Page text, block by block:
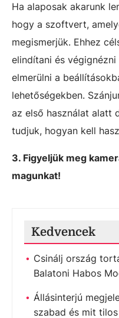
Ha alaposak akarunk
hogy a szoftvert,
megismerjük. Ehhez
elindítani és
elmerülni a
lehetőségekben.
az első használat alatt
tudjuk, hogyan kell
3. Figyeljük meg
magunkat!
Kedvencek
Csinálj ország
Balatoni Habos
Állásinterjú
szabad és mit tilos